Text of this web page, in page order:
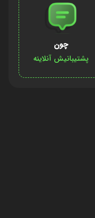
چون
پشتیبانیش آنلاینه